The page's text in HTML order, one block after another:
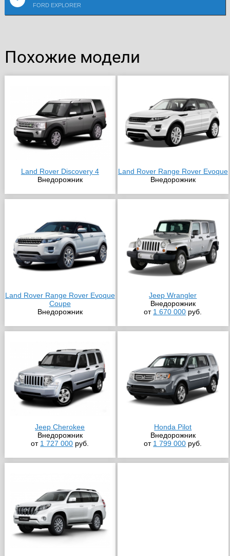
FORD EXPLORER
Похожие модели
Land Rover Discovery 4
Внедорожник
Land Rover Range Rover Evoque
Внедорожник
Land Rover Range Rover Evoque
Coupe
Внедорожник
Jeep Wrangler
Внедорожник
от 1 670 000 руб.
Jeep Cherokee
Внедорожник
от 1 727 000 руб.
Honda Pilot
Внедорожник
от 1 799 000 руб.